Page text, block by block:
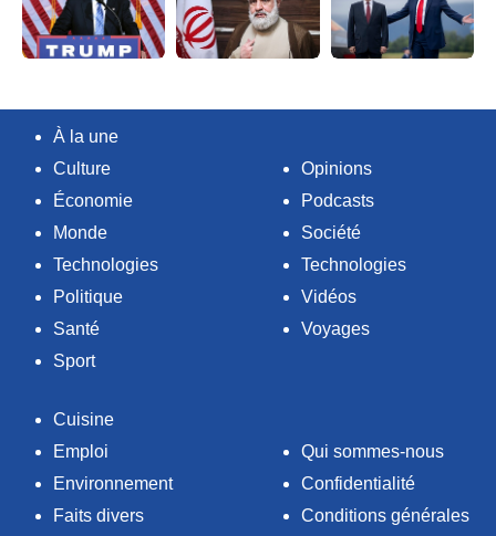
À la une
Culture
Économie
Monde
Technologies
Politique
Santé
Sport
Opinions
Podcasts
Société
Technologies
Vidéos
Voyages
Cuisine
Emploi
Environnement
Faits divers
Qui sommes-nous
Confidentialité
Conditions générales